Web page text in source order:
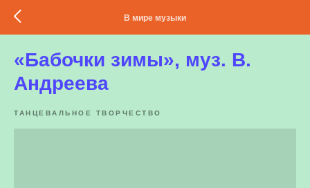
В мире музыки
«Бабочки зимы», муз. В.
Андреева
ТАНЦЕВАЛЬНОЕ ТВОРЧЕСТВО